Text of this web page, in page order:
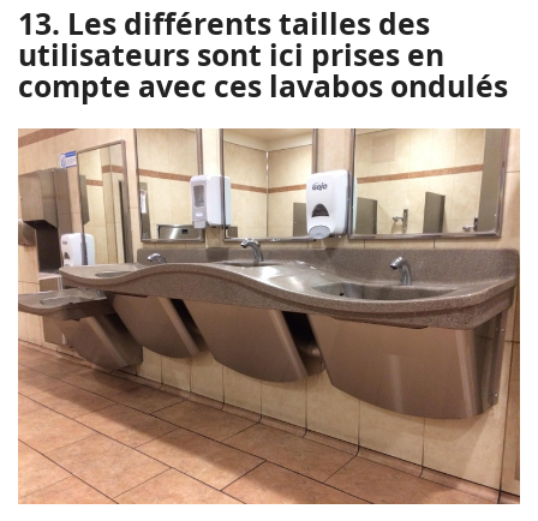
13. Les différents tailles des
utilisateurs sont ici prises en
compte avec ces lavabos ondulés